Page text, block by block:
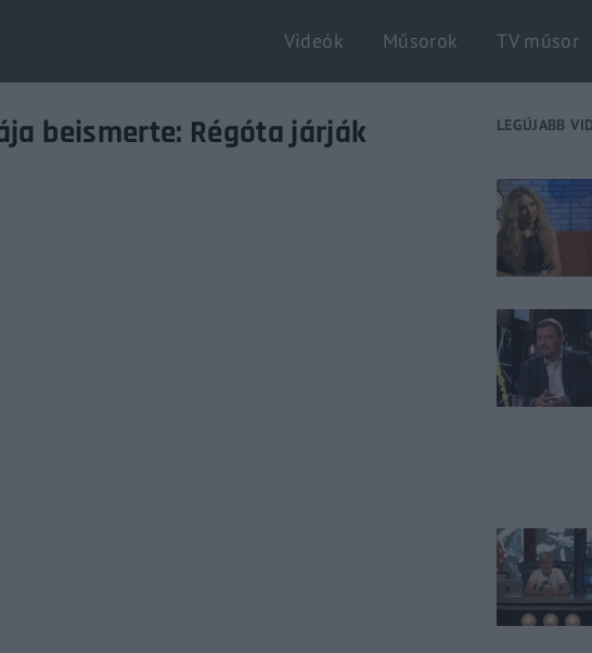
Videók Műsorok TV műsor
beismerte: Régóta járják
LEGÚJABB
Login Register
Lost Your Password?